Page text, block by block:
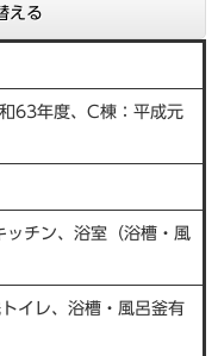
える
63年度、C棟：平成元
チン、浴室（浴槽・風
イレ、浴槽・風呂釜有